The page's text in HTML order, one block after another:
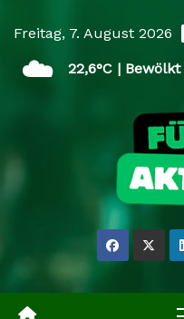
content
Freitag, 7. August 2026
☁️ 22,6°C | Bewölkt